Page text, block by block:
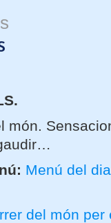
món.
Menú del dia
del món per